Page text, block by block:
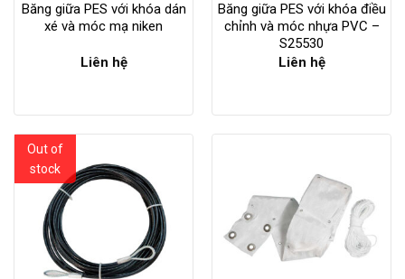
Băng giữa PES với khóa dán
xé và móc mạ niken
Liên hệ
Băng giữa PES với khóa điều
chỉnh và móc nhựa PVC –
S25530
Liên hệ
Out of
stock